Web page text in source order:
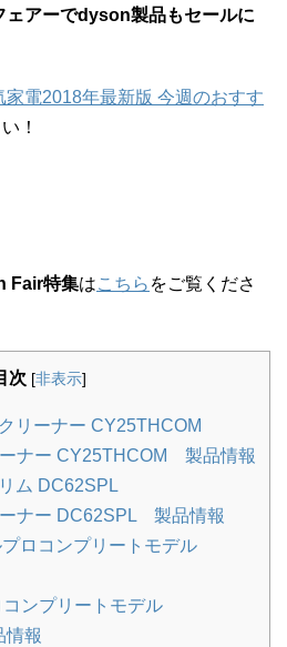
ェアーでdyson製品もセールに
家電2018年最新版 今週のおすす
！
Fair特集はこちら をご覧くださ
次 [非表示]
リーナー CY25THCOM
ナー CY25THCOM 製品情報
ム DC62SPL
ナー DC62SPL 製品情報
ロコンプリートモデル
ンプリートモデル
情報